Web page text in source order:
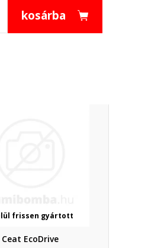
kosárba
frissen gyártott
Ceat EcoDrive